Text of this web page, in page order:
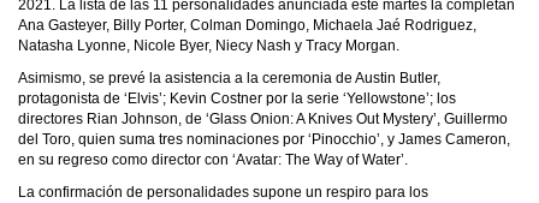
2021. La lista de las 11 personalidades anunciada este martes la completan
Ana Gasteyer, Billy Porter, Colman Domingo, Michaela Jaé Rodriguez,
Natasha Lyonne, Nicole Byer, Niecy Nash y Tracy Morgan.
Asimismo, se prevé la asistencia a la ceremonia de Austin Butler,
protagonista de ‘Elvis’; Kevin Costner por la serie ‘Yellowstone’; los
directores Rian Johnson, de ‘Glass Onion: A Knives Out Mystery’, Guillermo
del Toro, quien suma tres nominaciones por ‘Pinocchio’, y James Cameron,
en su regreso como director con ‘Avatar: The Way of Water’.
La confirmación de personalidades supone un respiro para los